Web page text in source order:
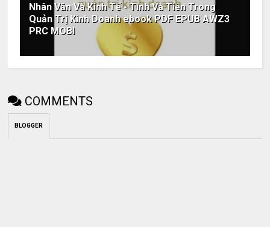
Nhân Văn Và Kinh Tế - Tình Và Tiền Trong
Quản Trị Kinh Doanh ebook PDF EPUB AWZ3
PRC MOBI
COMMENTS
BLOGGER